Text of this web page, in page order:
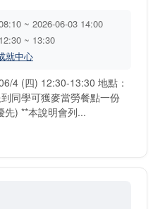
~ 2026-06-03 14:00
~ 13:30
就中心
4 (四) 12:30-13:30 地點：
同學可獲麥當勞餐點一份
先) **本說明會列...